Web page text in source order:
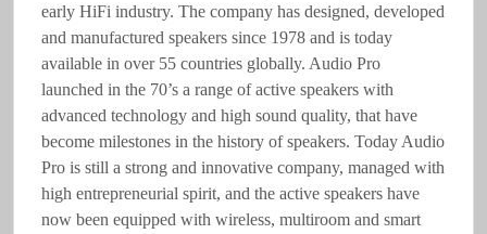
early HiFi industry. The company has designed, developed
and manufactured speakers since 1978 and is today
available in over 55 countries globally. Audio Pro
launched in the 70’s a range of active speakers with
advanced technology and high sound quality, that have
become milestones in the history of speakers. Today Audio
Pro is still a strong and innovative company, managed with
high entrepreneurial spirit, and the active speakers have
now been equipped with wireless, multiroom and smart